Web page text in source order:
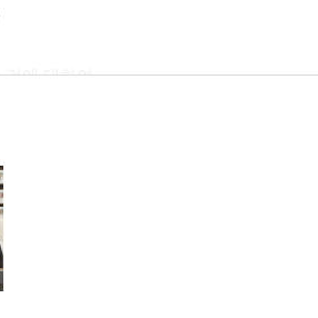
것에 대하여
곡에 대한 주석
으킬까